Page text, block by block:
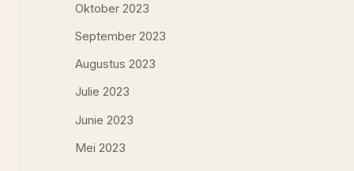
Oktober 2023
September 2023
Augustus 2023
Julie 2023
Junie 2023
Mei 2023